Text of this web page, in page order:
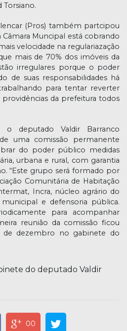
Torsiano.
(Pros) também partcipou
Câmara Muncipal está cobrando
velocidade na regulariazação
mais de 70% dos imóveis da
irregulares porque o poder
de suas responsabilidades há
para tentar reverter
da prefeitura todos
deputado Valdir Barranco
uma comissão permanente
do poder público medidas
urbana e rural, com garantia
“Este grupo será formado por
Comunitária de Habitação
Incra, núcleo agrário do
e defensoria pública.
para acompanhar
reunião da comissão ficou
de dezembro no gabinete do
do deputado Valdir
00